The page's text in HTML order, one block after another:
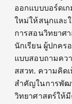
ออกแบบบอร์ดเ
ใหม่ให้สนุก
การสอนวิทยาศ
นักเรียน ผู้ปกคร
แบบสอบถามคว
สสวท. ความคิด
สำคัญในการพัฒ
วิทยาศาสตร์ให้